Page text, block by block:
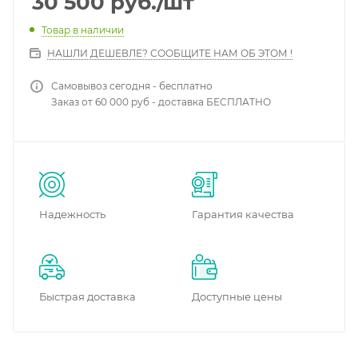
Товар в наличии
НАШЛИ ДЕШЕВЛЕ? СООБЩИТЕ НАМ ОБ ЭТОМ !
Самовывоз сегодня - бесплатно
Заказ от 60 000 руб - доставка БЕСПЛАТНО
Надежность Гарантия качества
Быстрая доставка Доступные цены